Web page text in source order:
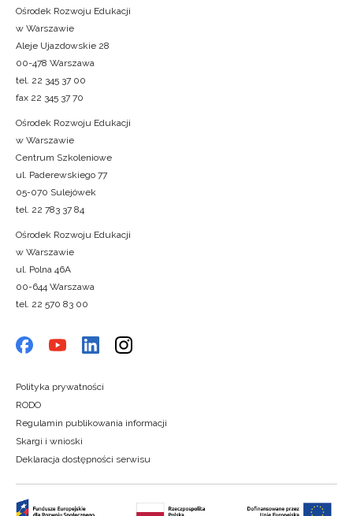
Ośrodek Rozwoju Edukacji
w Warszawie
Aleje Ujazdowskie 28
00-478 Warszawa
tel. 22 345 37 00
fax 22 345 37 70
Ośrodek Rozwoju Edukacji
w Warszawie
Centrum Szkoleniowe
ul. Paderewskiego 77
05-070 Sulejówek
tel. 22 783 37 84
Ośrodek Rozwoju Edukacji
w Warszawie
ul. Polna 46A
00-644 Warszawa
tel. 22 570 83 00
Polityka prywatności
RODO
Regulamin publikowania informacji
Skargi i wnioski
Deklaracja dostępności serwisu